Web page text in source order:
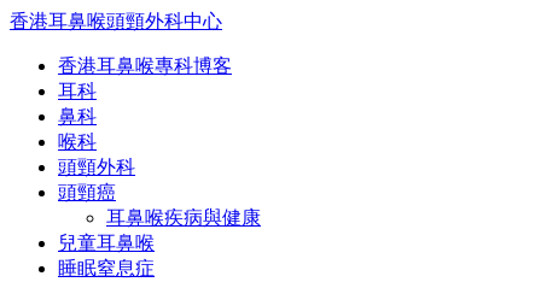
香港耳鼻喉頭頸外科中心
香港耳鼻喉專科博客
耳科
鼻科
喉科
頭頸外科
頭頸癌
耳鼻喉疾病與健康
兒童耳鼻喉
睡眠窒息症